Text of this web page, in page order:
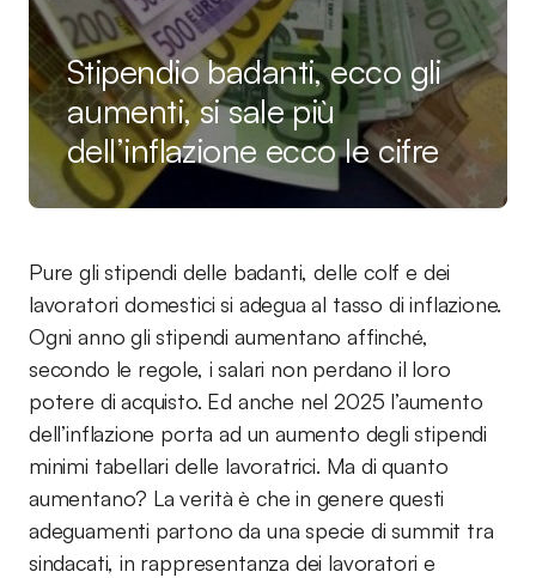
Stipendio badanti, ecco gli
aumenti, si sale più
dell’inflazione ecco le cifre
Pure gli stipendi delle badanti, delle colf e dei
lavoratori domestici si adegua al tasso di inflazione.
Ogni anno gli stipendi aumentano affinché,
secondo le regole, i salari non perdano il loro
potere di acquisto. Ed anche nel 2025 l’aumento
dell’inflazione porta ad un aumento degli stipendi
minimi tabellari delle lavoratrici. Ma di quanto
aumentano? La verità è che in genere questi
adeguamenti partono da una specie di summit tra
sindacati, in rappresentanza dei lavoratori e